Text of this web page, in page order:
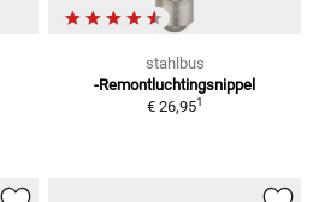
stahlbus
-Remontluchtingsnippel
€ 26,951